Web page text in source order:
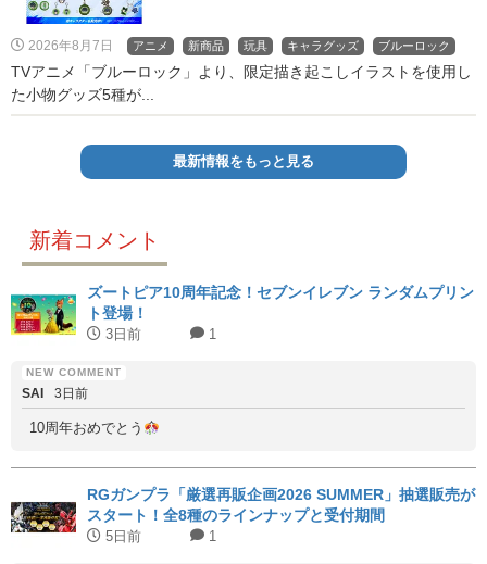
2026年8月7日 アニメ 新商品 玩具 キャラグッズ ブルーロック
TVアニメ「ブルーロック」より、限定描き起こしイラストを使用し
た小物グッズ5種が...
最新情報をもっと見る
新着コメント
ズートピア10周年記念！セブンイレブン ランダムプリン
ト登場！
3日前 1
SAI 3日前
10周年おめでとう
RGガンプラ「厳選再販企画2026 SUMMER」抽選販売が
スタート！全8種のラインナップと受付期間
5日前 1